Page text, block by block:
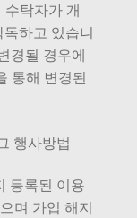
탁자가 개
하고 있습니
경될 경우에
통해 변경된
행사방법
등록된 이용
며 가입 해지